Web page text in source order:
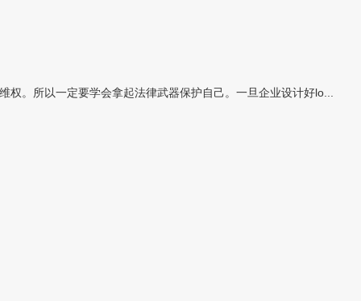
。所以一定要学会拿起法律武器保护自己。一旦企业设计好lo...